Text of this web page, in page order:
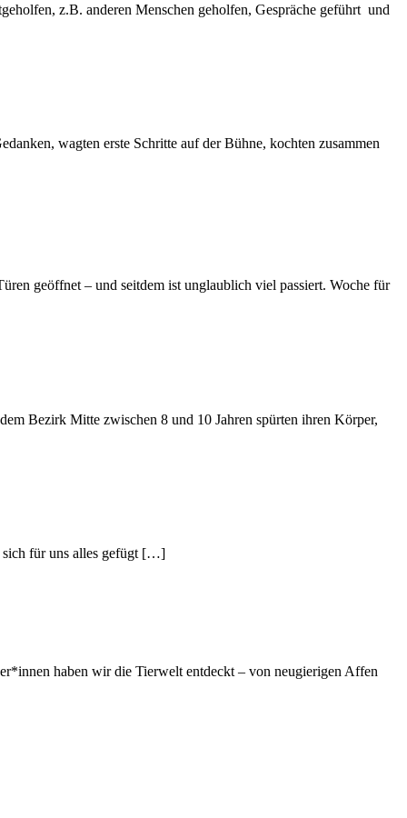
z.B. anderen Menschen geholfen, Gespräche geführt und
wagten erste Schritte auf der Bühne, kochten zusammen
geöffnet – und seitdem ist unglaublich viel passiert. Woche für
Bezirk Mitte zwischen 8 und 10 Jahren spürten ihren Körper,
sich für uns alles gefügt […]
haben wir die Tierwelt entdeckt – von neugierigen Affen